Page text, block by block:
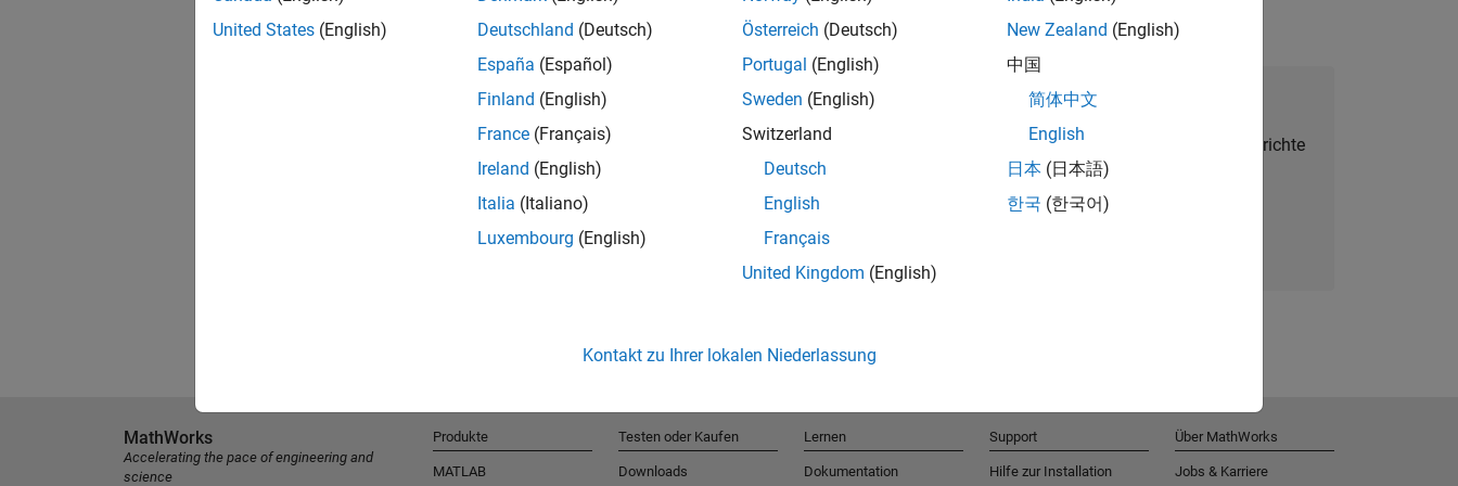
Talent Network beitreten
Erhalten Sie personalisierte Stellenangebote, Berichte
und Unternehmensneuigkeiten.
United States (English)
Deutschland (Deutsch)
España (Español)
Finland (English)
France (Français)
Ireland (English)
Italia (Italiano)
Luxembourg (English)
Österreich (Deutsch)
Portugal (English)
Sweden (English)
Switzerland
Deutsch
English
Français
United Kingdom (English)
New Zealand (English)
中国
简体中文
English
日本 (日本語)
한국 (한국어)
Kontakt zu Ihrer lokalen Niederlassung
MathWorks
Accelerating the pace of engineering and
science
Produkte
MATLAB
Testen oder Kaufen
Downloads
Lernen
Dokumentation
Support
Hilfe zur Installation
Über MathWorks
Jobs & Karriere